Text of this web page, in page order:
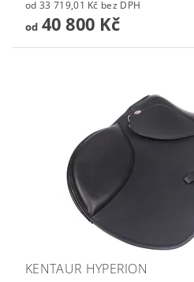
od 33 719,01 Kč bez DPH
od40 800 Kč
KENTAUR HYPERION